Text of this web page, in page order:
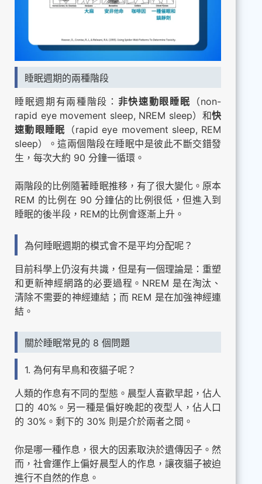
睡眠週期的兩種階段
睡眠週期有兩種階段： 非快速動眼睡眠 （non-
rapid eye movement sleep, NREM sleep）和快
速動眼睡眠 （rapid eye movement sleep, REM
sleep）。這兩個階段在睡眠中是彼此不斷交錯發
生，每次大約 90 分鐘一循環。
兩階段的比例隨著睡眠推移，有了很大變化。原本
REM 的比例在 90 分鐘佔的比例很低，但進入到
睡眠的後半段，REM的比例會逐漸上升。
為何睡眠週期的模式會不是平均分配呢？
目前科學上仍沒有共識，但是有一個理論是：重塑
和更新神經網路的必要過程。NREM 是在淘汰、
清除不需要的神經連結；而 REM 是在加強神經連
結。
關於睡眠常見的 8 個問題
1. 為何有早鳥和夜貓子呢？
人類的作息有不同的型態。晨型人喜歡早起，佔人
口的 40%。另一種是偏好晚起的夜型人，佔人口
的 30%。剩下的 30% 則是介於兩者之間。
你是哪一種作息，很大的因素取決於遺傳因子。然
而，社會運作上偏好晨型人的作息，讓夜貓子被迫
進行不自然的作息。